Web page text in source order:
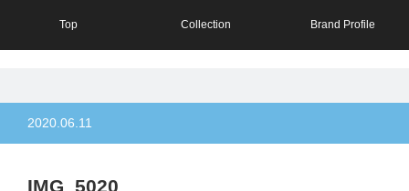
Top Collection Brand Profile
2020.06.11
IMG_5020